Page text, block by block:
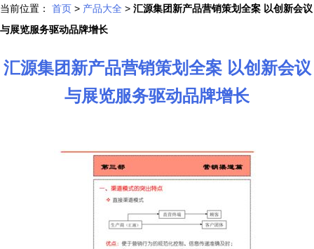
当前位置： 首页 > 产品大全 > 汇源集团新产品营销策划全案 以创新会议
与展览服务驱动品牌增长
汇源集团新产品营销策划全案 以创新会议
与展览服务驱动品牌增长